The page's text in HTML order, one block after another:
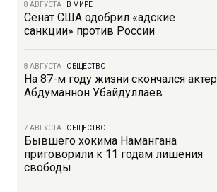
8 АВГУСТА В МИРЕ
Сенат США одобрил «адские
санкции» против России
8 АВГУСТА ОБЩЕСТВО
На 87-м году жизни скончался актер
Абдуманнон Убайдуллаев
7 АВГУСТА ОБЩЕСТВО
Бывшего хокима Намангана
приговорили к 11 годам лишения
свободы